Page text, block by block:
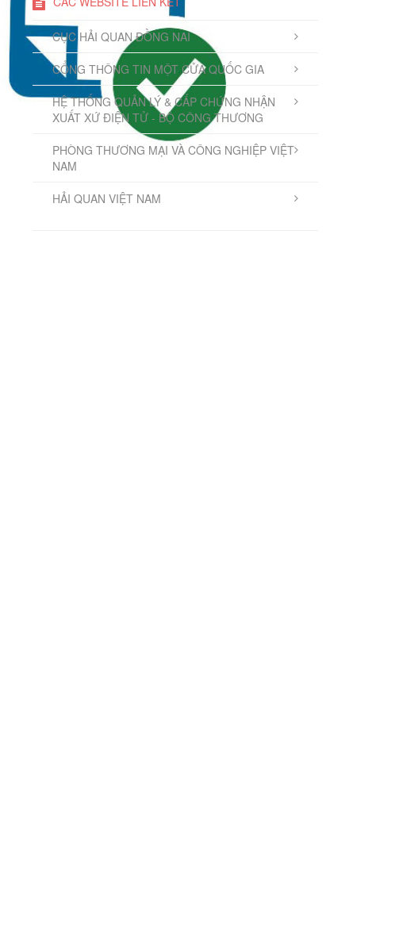
CỤC HẢI QUAN ĐỒNG NAI
CỔNG THÔNG TIN MỘT CỬA QUỐC GIA
HỆ THỐNG QUẢN LÝ & CẤP CHỨNG NHẬN
XUẤT XỨ ĐIỆN TỬ - BỘ CÔNG THƯƠNG
PHÒNG THƯƠNG MẠI VÀ CÔNG NGHIỆP VIỆT
NAM
HẢI QUAN VIỆT NAM